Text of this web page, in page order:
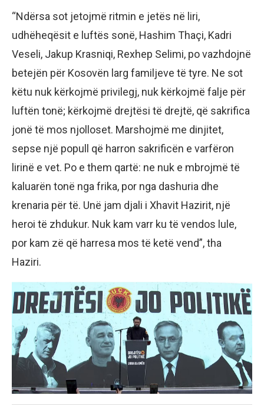
“Ndërsa sot jetojmë ritmin e jetës në liri,
udhëheqësit e luftës sonë, Hashim Thaçi, Kadri
Veseli, Jakup Krasniqi, Rexhep Selimi, po vazhdojnë
betejën për Kosovën larg familjeve të tyre. Ne sot
këtu nuk kërkojmë privilegj, nuk kërkojmë falje për
luftën tonë; kërkojmë drejtësi të drejtë, që sakrifica
jonë të mos njolloset. Marshojmë me dinjitet,
sepse një popull që harron sakrificën e varfëron
lirinë e vet. Po e them qartë: ne nuk e mbrojmë të
kaluarën tonë nga frika, por nga dashuria dhe
krenaria për të. Unë jam djali i Xhavit Hazirit, një
heroi të zhdukur. Nuk kam varr ku të vendos lule,
por kam zë që harresa mos të ketë vend”, tha
Haziri.